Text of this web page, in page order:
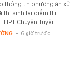
thông tin phương án xử
thí sinh tại điểm thi
Chuyên Tuyên…
- 6 giờ trước